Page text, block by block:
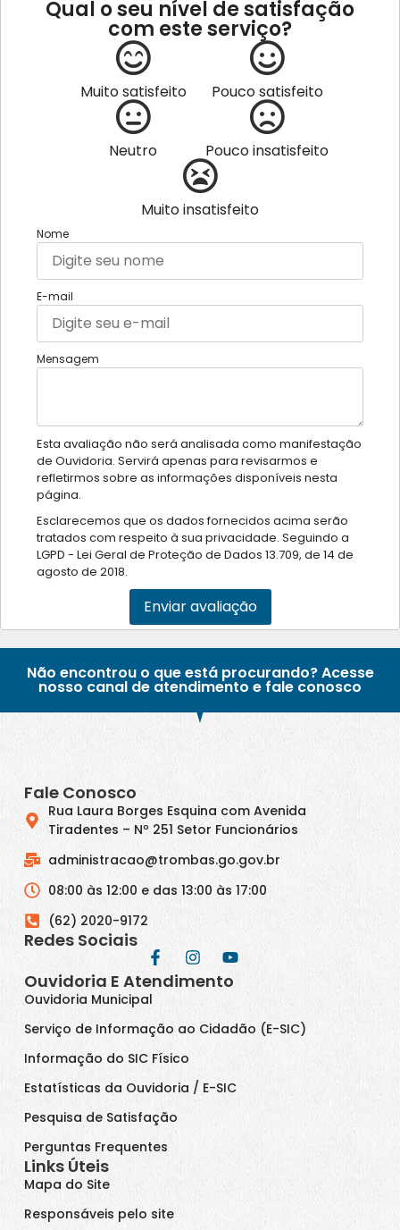
Qual o seu nível de satisfação
com este serviço?
Muito satisfeito Pouco satisfeito
Neutro Pouco insatisfeito
Muito insatisfeito
Nome
E-mail
Mensagem
Esta avaliação não será analisada como manifestação
de Ouvidoria. Servirá apenas para revisarmos e
refletirmos sobre as informações disponíveis nesta
página.
Esclarecemos que os dados fornecidos acima serão
tratados com respeito à sua privacidade. Seguindo a
LGPD - Lei Geral de Proteção de Dados 13.709, de 14 de
agosto de 2018.
Enviar avaliação
Não encontrou o que está procurando? Acesse
nosso canal de atendimento e fale conosco
Fale Conosco
Rua Laura Borges Esquina com Avenida
Tiradentes – Nº 251 Setor Funcionários
administracao@trombas.go.gov.br
08:00 às 12:00 e das 13:00 às 17:00
(62) 2020-9172
Redes Sociais
Ouvidoria E Atendimento
Ouvidoria Municipal
Serviço de Informação ao Cidadão (E-SIC)
Informação do SIC Físico
Estatísticas da Ouvidoria / E-SIC
Pesquisa de Satisfação
Perguntas Frequentes
Links Úteis
Mapa do Site
Responsáveis pelo site